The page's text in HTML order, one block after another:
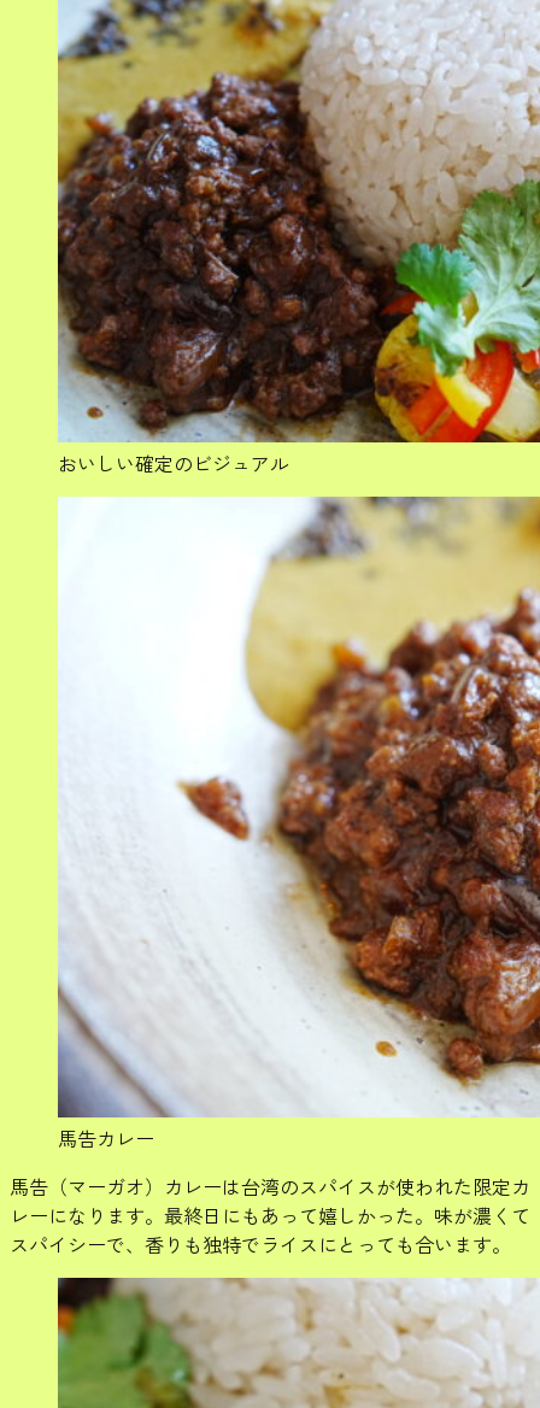
おいしい確定のビジュアル
馬告カレー
馬告（マーガオ）カレーは台湾のスパイスが使われた限定カ
レーになります。最終日にもあって嬉しかった。味が濃くて
スパイシーで、香りも独特でライスにとっても合います。